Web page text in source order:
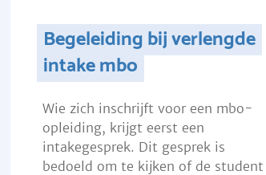
Begeleiding bij verlengde
intake mbo
Wie zich inschrijft voor een mbo-
opleiding, krijgt eerst een
intakegesprek. Dit gesprek is
bedoeld om te kijken of de student